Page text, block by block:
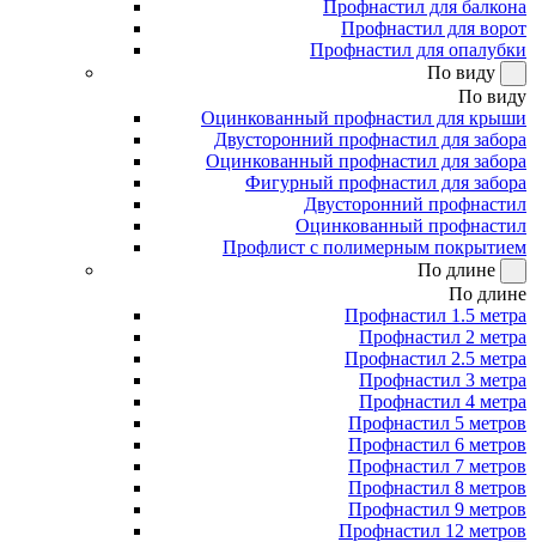
Профнастил для балкона
Профнастил для ворот
Профнастил для опалубки
По виду
По виду
Оцинкованный профнастил для крыши
Двусторонний профнастил для забора
Оцинкованный профнастил для забора
Фигурный профнастил для забора
Двусторонний профнастил
Оцинкованный профнастил
Профлист с полимерным покрытием
По длине
По длине
Профнастил 1.5 метра
Профнастил 2 метра
Профнастил 2.5 метра
Профнастил 3 метра
Профнастил 4 метра
Профнастил 5 метров
Профнастил 6 метров
Профнастил 7 метров
Профнастил 8 метров
Профнастил 9 метров
Профнастил 12 метров